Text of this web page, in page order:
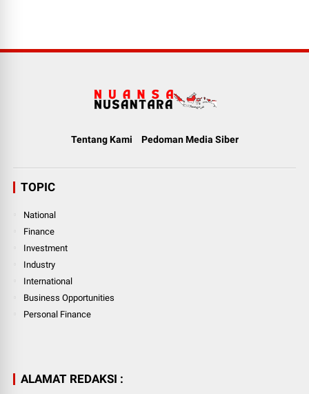
Tentang Kami Pedoman Media Siber
TOPIC
National
Finance
Investment
Industry
International
Business Opportunities
Personal Finance
ALAMAT REDAKSI :